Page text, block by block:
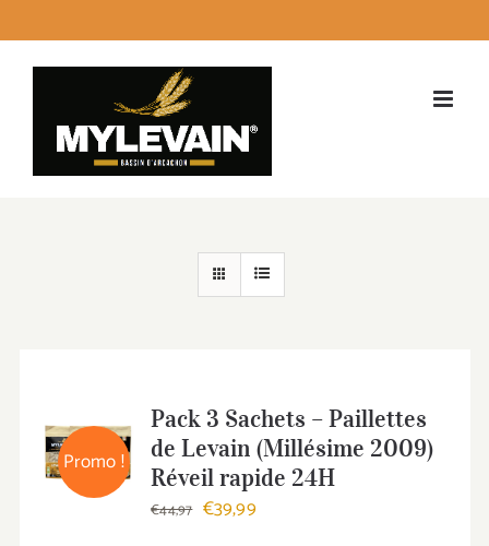
au
Promo !
Pack 3 Sachets – Paillettes
de Levain (Millésime 2009)
Réveil rapide 24H
€44,97 Le
€39,99Le